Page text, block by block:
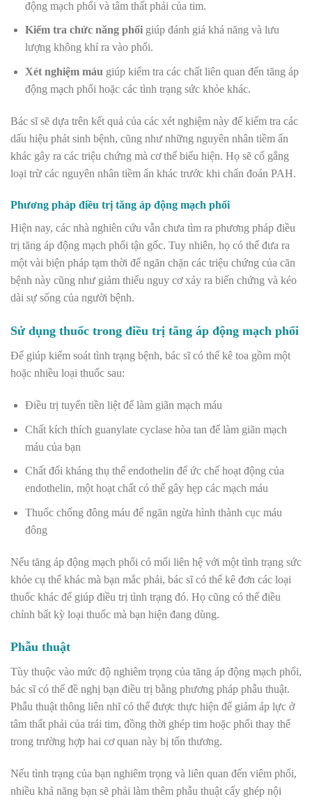
động mạch phổi và tâm thất phải của tim.
Kiểm tra chức năng phổigiúp đánh giá khả năng và lưu
lượng không khí ra vào phổi.
Xét nghiệm máu giúp kiểm tra các chất liên quan đến tăng áp
động mạch phổi hoặc các tình trạng sức khỏe khác.
Bác sĩ sẽ dựa trên kết quả của các xét nghiệm này để kiểm tra các
dấu hiệu phát sinh bệnh, cũng như những nguyên nhân tiềm ẩn
khác gây ra các triệu chứng mà cơ thể biểu hiện. Họ sẽ cố gắng
loại trừ các nguyên nhân tiềm ẩn khác trước khi chẩn đoán PAH.
Phương pháp điều trị tăng áp động mạch phổi
Hiện nay, các nhà nghiên cứu vẫn chưa tìm ra phương pháp điều
trị tăng áp động mạch phổi tận gốc. Tuy nhiên, họ có thể đưa ra
một vài biện pháp tạm thời để ngăn chặn các triệu chứng của căn
bệnh này cũng như giảm thiểu nguy cơ xảy ra biến chứng và kéo
dài sự sống của người bệnh.
Sử dụng thuốc trong điều trị tăng áp động mạch phổi
Để giúp kiểm soát tình trạng bệnh, bác sĩ có thể kê toa gồm một
hoặc nhiều loại thuốc sau:
Điều trị tuyến tiền liệt để làm giãn mạch máu
Chất kích thích guanylate cyclase hòa tan để làm giãn mạch
máu của bạn
Chất đối kháng thụ thể endothelin để ức chế hoạt động của
endothelin, một hoạt chất có thể gây hẹp các mạch máu
Thuốc chống đông máu để ngăn ngừa hình thành cục máu
đông
Nếu tăng áp động mạch phổi có mối liên hệ với một tình trạng sức
khỏe cụ thể khác mà bạn mắc phải, bác sĩ có thể kê đơn các loại
thuốc khác để giúp điều trị tình trạng đó. Họ cũng có thể điều
chỉnh bất kỳ loại thuốc mà bạn hiện đang dùng.
Phẫu thuật
Tùy thuộc vào mức độ nghiêm trọng của tăng áp động mạch phổi,
bác sĩ có thể đề nghị bạn điều trị bằng phương pháp phẫu thuật.
Phẫu thuật thông liên nhĩ có thể được thực hiện để giảm áp lực ở
tâm thất phải của trái tim, đồng thời ghép tim hoặc phổi thay thế
trong trường hợp hai cơ quan này bị tổn thương.
Nếu tình trạng của bạn nghiêm trọng và liên quan đến viêm phổi,
nhiều khả năng bạn sẽ phải làm thêm phẫu thuật cấy ghép nội